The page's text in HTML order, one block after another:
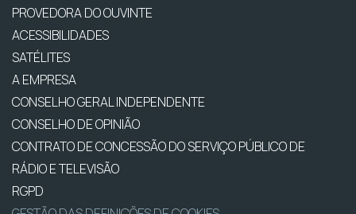
PROVEDORA DO OUVINTE
ACESSIBILIDADES
SATÉLITES
A EMPRESA
CONSELHO GERAL INDEPENDENTE
CONSELHO DE OPINIÃO
CONTRATO DE CONCESSÃO DO SERVIÇO PÚBLICO DE
RÁDIO E TELEVISÃO
RGPD